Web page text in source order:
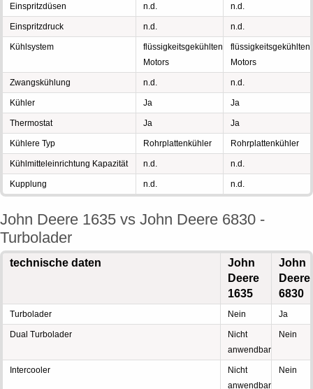
Einspritzdüsen n.d. n.d.
Einspritzdruck n.d. n.d.
Kühlsystem
flüssigkeitsgekühlten
Motors
flüssigkeitsgekühlten
Motors
Zwangskühlung n.d. n.d.
Kühler Ja Ja
Thermostat Ja Ja
Kühlere Typ Rohrplattenkühler Rohrplattenkühler
Kühlmitteleinrichtung Kapazität n.d. n.d.
Kupplung n.d. n.d.
John Deere 1635 vs John Deere 6830 -
Turbolader
technische daten
John
Deere
1635
John
Deere
6830
Turbolader Nein Ja
Dual Turbolader
Nicht
anwendbar
Nein
Intercooler
Nicht
anwendbar
Nein